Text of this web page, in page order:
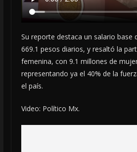
Su reporte destaca un salario base
669.1 pesos diarios, y resaltó la
femenina, con 9.1 millones de
representando ya el 40% de la
el país.
Video: Político Mx.